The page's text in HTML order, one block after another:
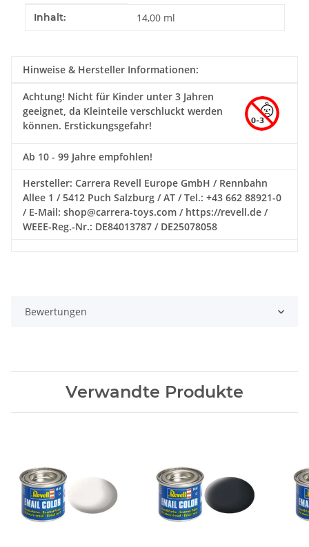
Produkteigenschaft
Wert
Inhalt: 14,00 ml
Hinweise & Hersteller Informationen:
Achtung! Nicht für Kinder unter 3 Jahren
geeignet, da Kleinteile verschluckt werden
können. Erstickungsgefahr!
Ab 10 - 99 Jahre empfohlen!
Hersteller: Carrera Revell Europe GmbH / Rennbahn
Allee 1 / 5412 Puch Salzburg / AT / Tel.: +43 662 88921-0
/ E-Mail: shop@carrera-toys.com / https://revell.de /
WEEE-Reg.-Nr.: DE84013787 / DE25078058
Bewertungen
Verwandte Produkte